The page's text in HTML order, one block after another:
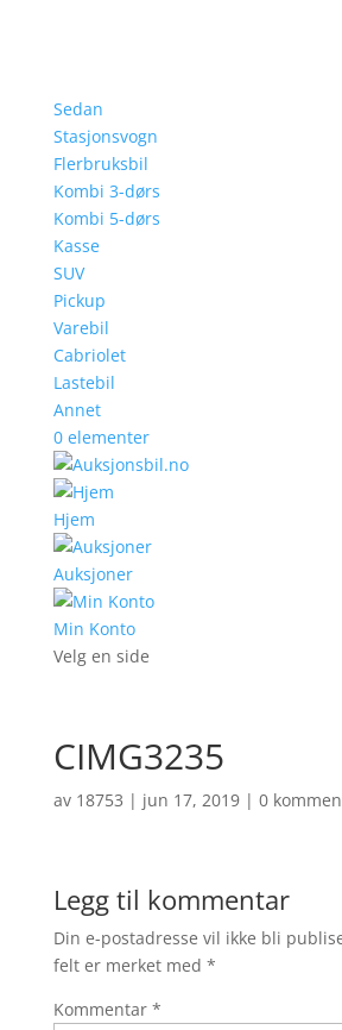
Sedan
Stasjonsvogn
Flerbruksbil
Kombi 3-dørs
Kombi 5-dørs
Kasse
SUV
Pickup
Varebil
Cabriolet
Lastebil
Annet
0 elementer
Hjem
Auksjoner
Min Konto
Velg en side
CIMG3235
av 18753 | jun 17, 2019| 0
Legg til kommentar
Din e-postadresse vil ikke bli
felt er merket med *
Kommentar *